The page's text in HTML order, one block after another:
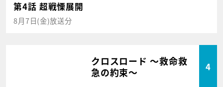
第4話 超戦慄展開
8月7日(金)放送分
クロスロード ～救命救
急の約束～
4